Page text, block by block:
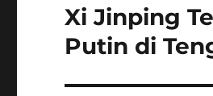
Next
post:
Xi Jinping
Putin di